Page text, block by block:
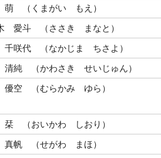
（くまがい もえ）
愛斗 （ささき まなと）
咲代 （なかじま ちさよ）
純 （かわさき せいじゅん）
空 （むらかみ ゆら）
（おいかわ しおり）
帆 （せがわ まほ）